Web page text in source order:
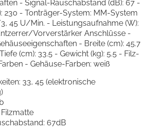
- Signal-Rauschabstand (dB): 67 -
230 - Tonträger-System: MM-System
45 U/Min. - Leistungsaufnahme (W):
Vorverstärker Anschlüsse -
- Breite (cm): 45.7
(cm): 33.5 - Gewicht (kg): 5.5 - Filz-
- Gehäuse-Farben: weiß
33, 45 (elektronische
67dB